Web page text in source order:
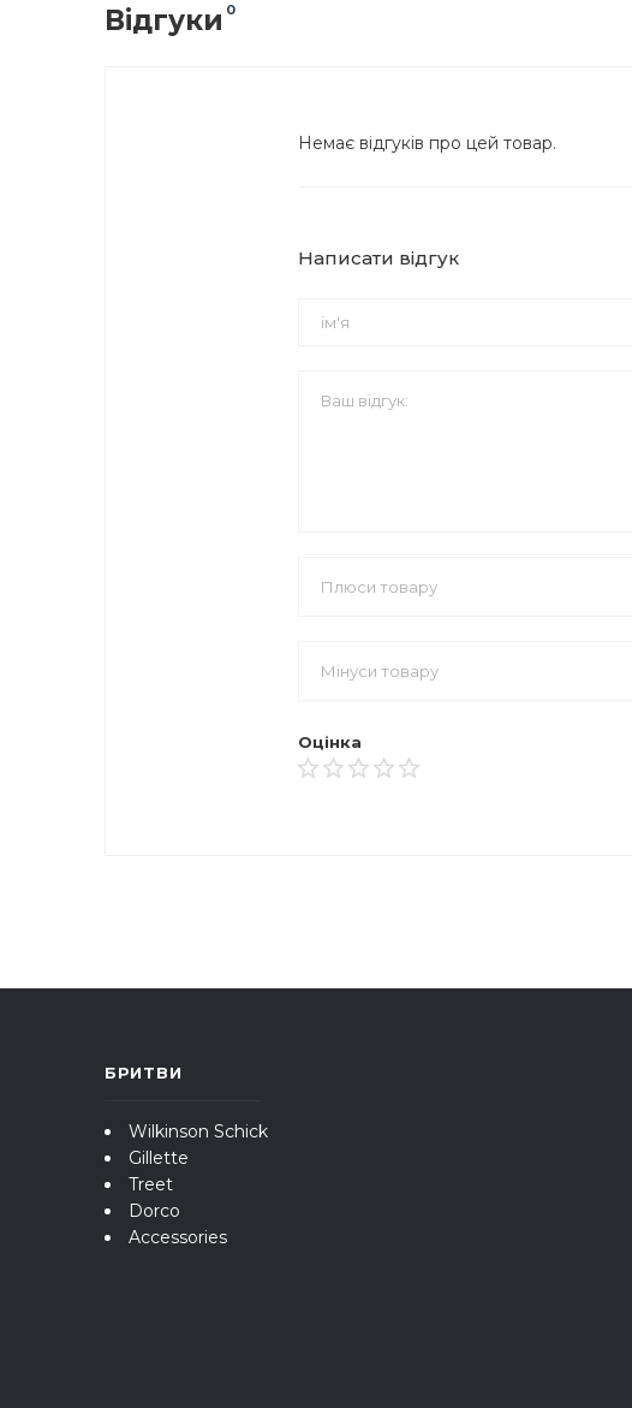
Відгуки 0
Немає відгуків про цей товар.
Написати відгук
Оцінка
БРИТВИ
Wilkinson Schick
Gillette
Treet
Dorco
Accessories